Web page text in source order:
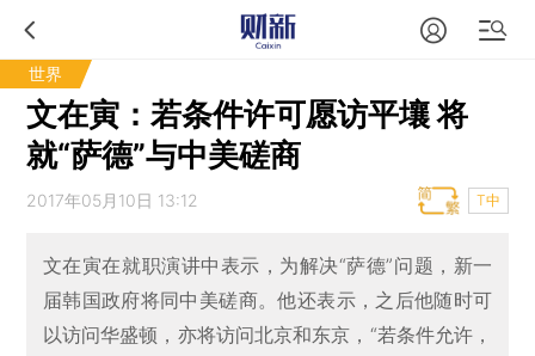
世界
文在寅：若条件许可愿访平壤 将
就“萨德”与中美磋商
2017年05月10日 13:12 T中
文在寅在就职演讲中表示，为解决“萨德”问题，新一
届韩国政府将同中美磋商。他还表示，之后他随时可
以访问华盛顿，亦将访问北京和东京，“若条件允许，